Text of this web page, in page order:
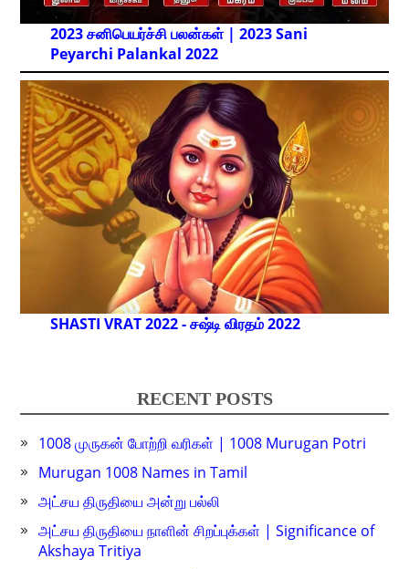
2023 சனிபெயர்ச்சி பலன்கள் | 2023 Sani
Peyarchi Palankal 2022
SHASTI VRAT 2022 - சஷ்டி விரதம் 2022
RECENT POSTS
1008 முருகன் போற்றி வரிகள் | 1008 Murugan Potri
Murugan 1008 Names in Tamil
அட்சய திருதியை அன்று பல்லி
அட்சய திருதியை நாளின் சிறப்புக்கள் | Significance of
Akshaya Tritiya